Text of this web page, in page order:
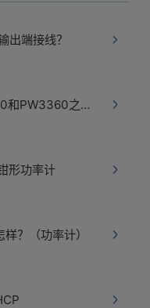
出端接线？
之间的差异
形功率计
？（功率计）